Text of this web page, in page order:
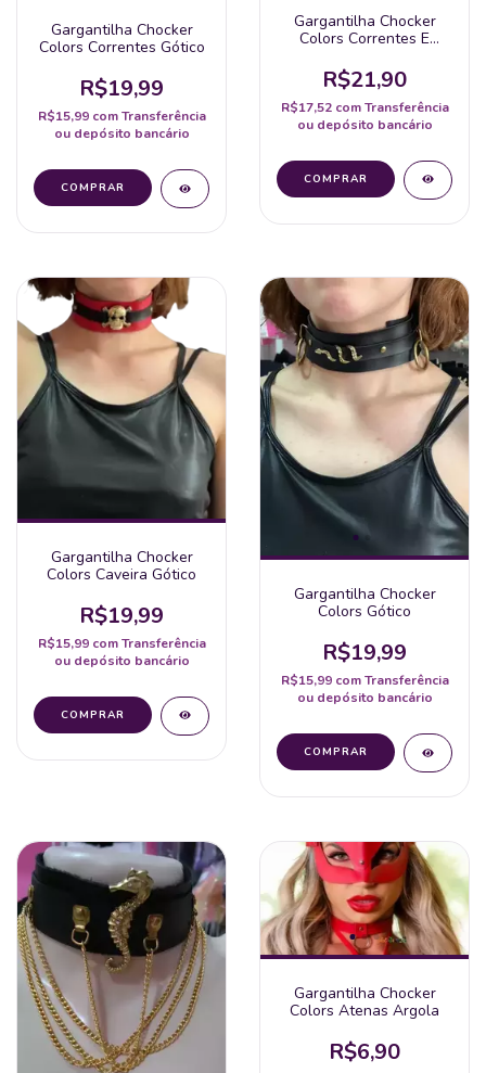
Gargantilha Chocker
Colors Correntes Gótico
R$19,99
R$15,99 com Transferência
ou depósito bancário
Gargantilha Chocker
Colors Correntes E
R$21,90
R$17,52 com Transferência
ou depósito bancário
Gargantilha Chocker
Colors Caveira Gótico
R$19,99
R$15,99 com Transferência
ou depósito bancário
Gargantilha Chocker
Colors Gótico
R$19,99
R$15,99 com Transferência
ou depósito bancário
Gargantilha Chocker
Colors Atenas Argola
R$6,90